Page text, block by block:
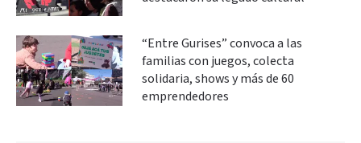
“Entre Gurises” convoca a las
familias con juegos, colecta
solidaria, shows y más de 60
emprendedores